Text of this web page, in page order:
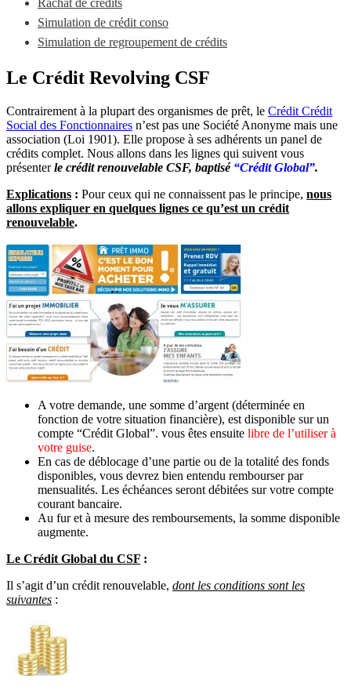
Rachat de crédits
Simulation de crédit conso
Simulation de regroupement de crédits
Le Crédit Revolving CSF
Contrairement à la plupart des organismes de prêt, le Crédit Crédit
Social des Fonctionnaires n’est pas une Société Anonyme mais une
association (Loi 1901). Elle propose à ses adhérents un panel de
crédits complet. Nous allons dans les lignes qui suivent vous
présenterle crédit renouvelable CSF, baptisé “Crédit Global”.
Explications : Pour ceux qui ne connaissent pas le principe, nous
allons expliquer en quelques lignes ce qu’est un crédit
renouvelable.
A votre demande, une somme d’argent (déterminée en
fonction de votre situation financière), est disponible sur un
compte “Crédit Global”. vous êtes ensuite libre de l’utiliser à
votre guise.
En cas de déblocage d’une partie ou de la totalité des fonds
disponibles, vous devrez bien entendu rembourser par
mensualités. Les échéances seront débitées sur votre compte
courant bancaire.
Au fur et à mesure des remboursements, la somme disponible
augmente.
Le Crédit Global du CSF :
Il s’agit d’un crédit renouvelable, dont les conditions sont les
suivantes :